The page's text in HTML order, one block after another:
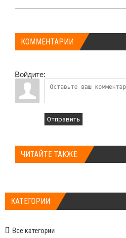
КОММЕНТАРИИ
Войдите:
Отправить
ЧИТАЙТЕ ТАКЖЕ:
КАТЕГОРИИ
Все категории